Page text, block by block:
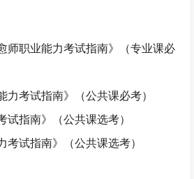
师职业能力考试指南》（专业课必
力考试指南》（公共课必考）
试指南》（公共课选考）
考试指南》（公共课选考）